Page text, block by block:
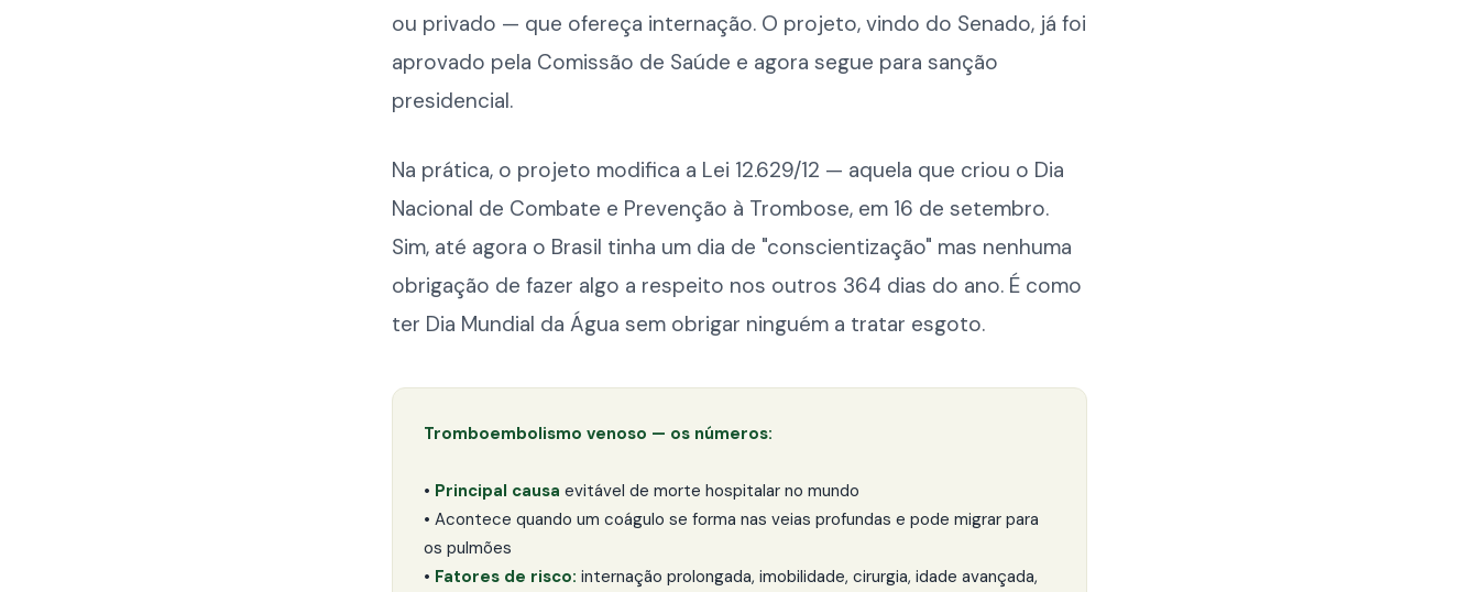
ou privado — que ofereça internação. O projeto, vindo do Senado, já foi
aprovado pela Comissão de Saúde e agora segue para sanção
presidencial.
Na prática, o projeto modifica a Lei 12.629/12 — aquela que criou o Dia
Nacional de Combate e Prevenção à Trombose, em 16 de setembro.
Sim, até agora o Brasil tinha um dia de "conscientização" mas nenhuma
obrigação de fazer algo a respeito nos outros 364 dias do ano. É como
ter Dia Mundial da Água sem obrigar ninguém a tratar esgoto.
Tromboembolismo venoso — os números:
• Principal causa evitável de morte hospitalar no mundo
• Acontece quando um coágulo se forma nas veias profundas e pode migrar para
os pulmões
• Fatores de risco: internação prolongada, imobilidade, cirurgia, idade avançada,